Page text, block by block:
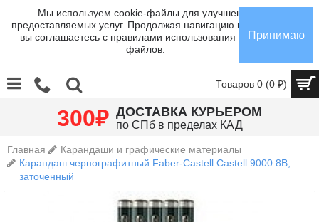
Мы используем cookie-файлы для улучшения
предоставляемых услуг. Продолжая навигацию по сайту,
вы соглашаетесь с правилами использования cookie-
файлов.
Принимаю
Товаров 0 (0 ₽)
300₽ ДОСТАВКА КУРЬЕРОМ
по СПб в пределах КАД
Главная
Карандаши и графические материалы
Карандаш чернографитный Faber-Castell Castell 9000 8B,
заточенный